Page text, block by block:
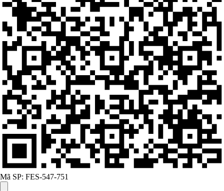
Mã SP: FES-547-751